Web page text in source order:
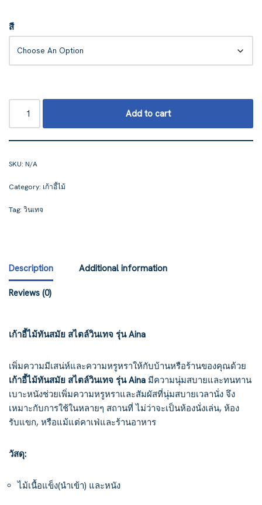
สี
Add to cart
SKU: N/A
Category: เก้าอี้ไม้
Tag: วินเทจ
Description Additional information
Reviews (0)
เก้าอี้ไม้ทันสมัย สไตล์วินเทจ รุ่น Aina
เพิ่มความมีเสน่ห์และความหรูหราให้กับบ้านหรือร้านของคุณด้วย
เก้าอี้ไม้ทันสมัย สไตล์วินเทจ รุ่น Aina มีความนุ่มสบายและทนทาน
เบาะหนังช่วยเพิ่มความหรูหราและสัมผัสที่นุ่มสบายเวลานั่ง จึง
เหมาะกับการใช้ในหลายๆ สถานที่ ไม่ว่าจะเป็นห้องนั่งเล่น, ห้อง
รับแขก, หรือแม้แต่คาเฟ่และร้านอาหาร
วัสดุ:
ไม้เนื้อแข็ง(นำเข้า) และหนัง